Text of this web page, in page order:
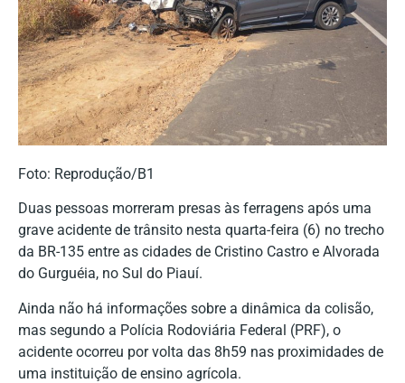
Foto: Reprodução/B1
Duas pessoas morreram presas às ferragens após uma
grave acidente de trânsito nesta quarta-feira (6) no trecho
da BR-135 entre as cidades de Cristino Castro e Alvorada
do Gurguéia, no Sul do Piauí.
Ainda não há informações sobre a dinâmica da colisão,
mas segundo a Polícia Rodoviária Federal (PRF), o
acidente ocorreu por volta das 8h59 nas proximidades de
uma instituição de ensino agrícola.